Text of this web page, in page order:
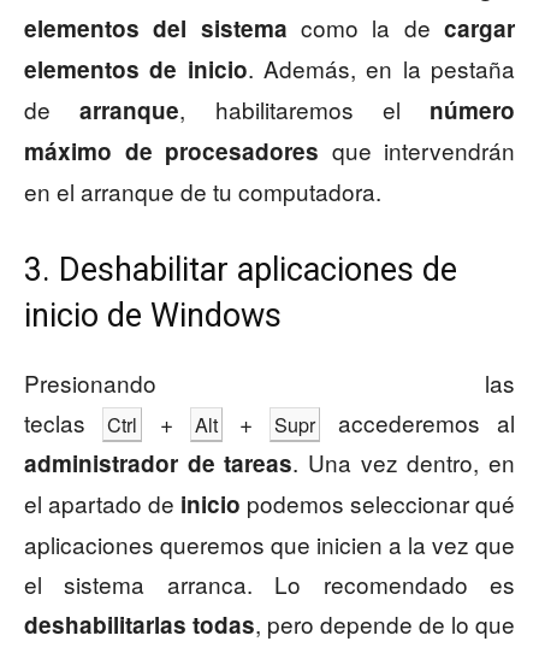
elementos del sistema como la decargar
elementos de inicio. Además, en la pestaña
dearranque, habilitaremos el número
máximo de procesadores que intervendrán
en el arranque de tu computadora.
3. Deshabilitar aplicaciones de
inicio de Windows
Presionando las
teclas
Ctrl + Alt + Supr
accederemos al
administrador de tareas. Una vez dentro, en
el apartado de inicio podemos seleccionar qué
aplicaciones queremos que inicien a la vez que
el sistema arranca. Lo recomendado es
deshabilitarlas todas, pero depende de lo que